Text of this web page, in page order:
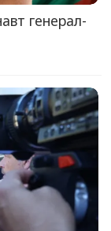
генерал-